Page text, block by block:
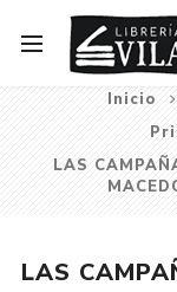
Inicio
LAS
LAS